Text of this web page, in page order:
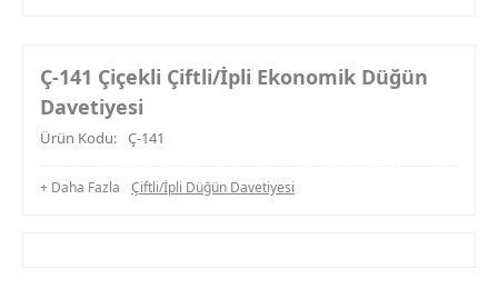
Ç-141 Çiçekli Çiftli/İpli Ekonomik Düğün
Davetiyesi
Ürün Kodu: Ç-141
+ Daha Fazla Çiftli/İpli Düğün Davetiyesi